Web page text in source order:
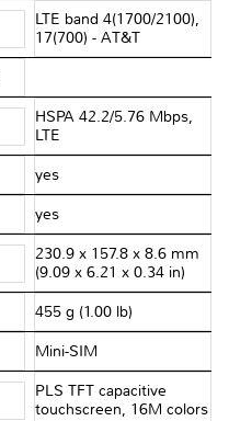
LTE band 4(1700/2100),
17(700) - AT&T
HSPA 42.2/5.76 Mbps,
LTE
yes
yes
230.9 x 157.8 x 8.6 mm
(9.09 x 6.21 x 0.34 in)
455 g (1.00 lb)
Mini-SIM
PLS TFT capacitive
touchscreen, 16M colors